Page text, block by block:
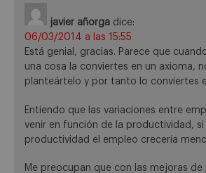
javier añorga dice:
06/03/2014 a las 15:55
Está genial, gracias. Parece que
una cosa la conviertes en un axioma,
planteártelo y por tanto lo conviertes
Entiendo que las variaciones entre
venir en función de la productividad, si
productividad el empleo crecería
Me preocupan que con las mejoras